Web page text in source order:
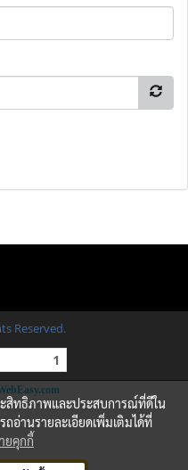
Reserved.
1
ะสิทธิภาพและประสบการณ์ที่ดีใน
ถอ่านรายละเอียดเพิ่มเติมได้ที่
ยคุกกี้